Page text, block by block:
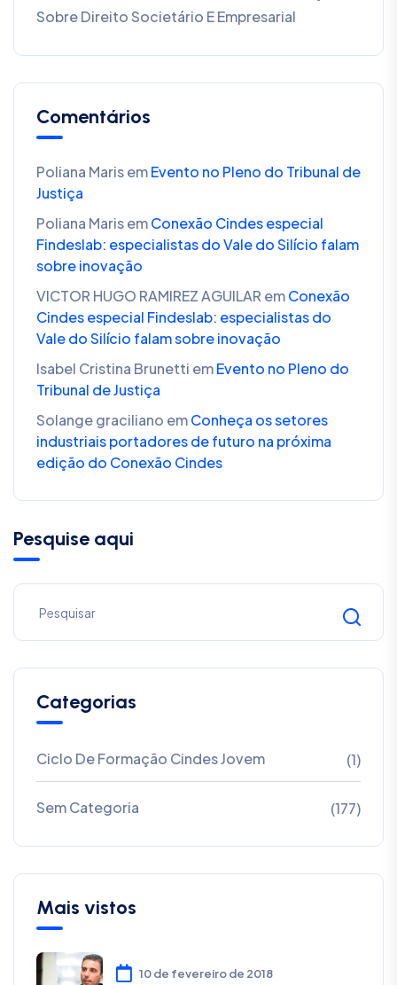
Sobre Direito Societário E Empresarial
Comentários
Poliana MarisemEvento no Pleno do Tribunal de
Justiça
Poliana MarisemConexão Cindes especial
Findeslab: especialistas do Vale do Silício falam
sobre inovação
VICTOR HUGO RAMIREZ AGUILAR emConexão
Cindes especial Findeslab: especialistas do
Vale do Silício falam sobre inovação
Isabel Cristina Brunetti emEvento no Pleno do
Tribunal de Justiça
Solange graciliano emConheça os setores
industriais portadores de futuro na próxima
edição do Conexão Cindes
Pesquise aqui
Categorias
Ciclo De Formação Cindes Jovem (1)
Sem Categoria (177)
Mais vistos
10 de fevereiro de 2018